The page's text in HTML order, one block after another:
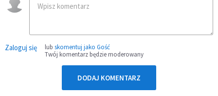
Zaloguj się lub skomentuj jako Gość
Twój komentarz będzie moderowany
DODAJ KOMENTARZ